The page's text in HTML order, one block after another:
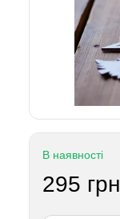
В наявності
295 грн